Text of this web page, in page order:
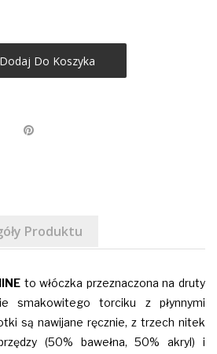
Dodaj Do Koszyka
Produktu
to włóczka przeznaczona na druty
smakowitego torciku z płynnymi
są nawijane ręcznie, z trzech nitek
(50% bawełna, 50% akryl) i